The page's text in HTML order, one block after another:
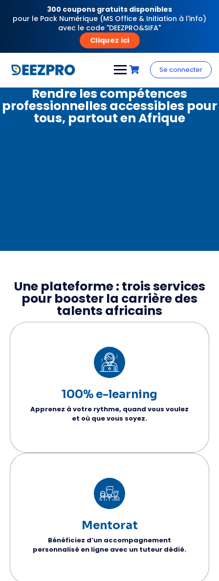
300 coupons gratuits disponibles
pour le Pack Numérique (MS Office & Initiation à l'info)
avec le code "DEEZPRO&SIFA"
Cliquez ici
Se connecter
Rendre les compétences
professionnelles accessibles pour
tous, partout en Afrique
Une plateforme : trois services
pour booster la carrière des
talents africains
100% e-learning
Apprenez à votre rythme, quand vous voulez
et où que vous soyez.
Mentorat
Bénéficiez d’un accompagnement
personnalisé en ligne avec un tuteur dédié.